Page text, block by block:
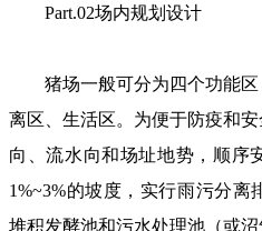
Part.02场内规划设计
猪场一般可分为四个功能区
离区、生活区。为便于防疫和
向、流水向和场址地势，顺序
1%~3%的坡度，实行雨污分
堆积发酵池和污水处理池（或